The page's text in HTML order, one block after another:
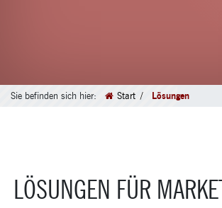
Sie befinden sich hier: Start Lösungen
LÖSUNGEN FÜR